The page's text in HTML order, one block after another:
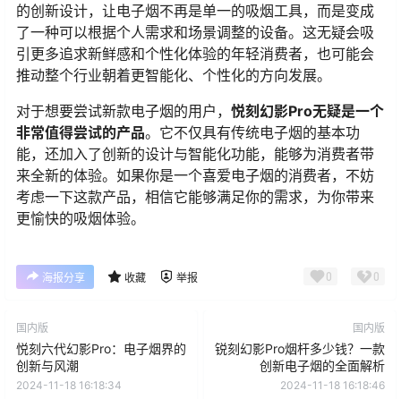
的创新设计，让电子烟不再是单一的吸烟工具，而是变成
了一种可以根据个人需求和场景调整的设备。这无疑会吸
引更多追求新鲜感和个性化体验的年轻消费者，也可能会
推动整个行业朝着更智能化、个性化的方向发展。
对于想要尝试新款电子烟的用户， 悦刻幻影Pro无疑是一个
非常值得尝试的产品。它不仅具有传统电子烟的基本功
能，还加入了创新的设计与智能化功能，能够为消费者带
来全新的体验。如果你是一个喜爱电子烟的消费者，不妨
考虑一下这款产品，相信它能够满足你的需求，为你带来
更愉快的吸烟体验。
海报分享 收藏 举报 0 0
国内版
悦刻六代幻影Pro：电子烟界的
创新与风潮
2024-11-18 16:18:34
国内版
锐刻幻影Pro烟杆多少钱？一款
创新电子烟的全面解析
2024-11-18 16:18:46